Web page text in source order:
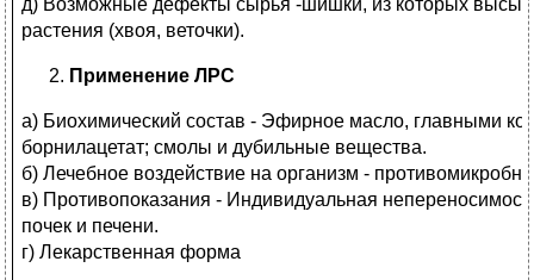
д) Возможные дефекты сырья -шишки, из которых
растения (хвоя, веточки).
Применение ЛРС
а) Биохимический состав - Эфирное масло, главными
борнилацетат; смолы и дубильные вещества.
б) Лечебное воздействие на организм -
в) Противопоказания - Индивидуальная
почек и печени.
г) Лекарственная форма